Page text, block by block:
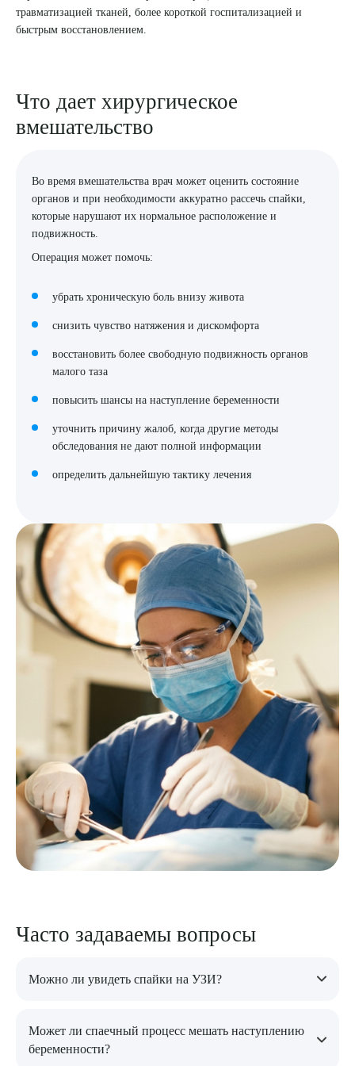
травматизацией тканей, более короткой госпитализацией и
быстрым восстановлением.
Что дает хирургическое
вмешательство
Во время вмешательства врач может оценить состояние
органов и при необходимости аккуратно рассечь спайки,
которые нарушают их нормальное расположение и
подвижность.
Операция может помочь:
убрать хроническую боль внизу живота
снизить чувство натяжения и дискомфорта
восстановить более свободную подвижность органов
малого таза
повысить шансы на наступление беременности
уточнить причину жалоб, когда другие методы
обследования не дают полной информации
определить дальнейшую тактику лечения
Часто задаваемы вопросы
Можно ли увидеть спайки на УЗИ?
используется тогда, когда жалобы есть, а по данным обычных
исследований причина остается не до конца понятной.
Может ли спаечный процесс мешать наступлению
беременности?
Я даю согласие наобработку персональных данных
Выберите сопутствующую услугу
ПОДТВЕРДИТЬ